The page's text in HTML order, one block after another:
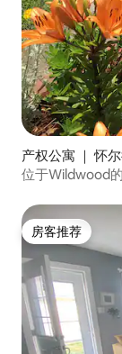
产权公寓 ｜ 怀
位于Wildwood
房客推荐
房客推荐